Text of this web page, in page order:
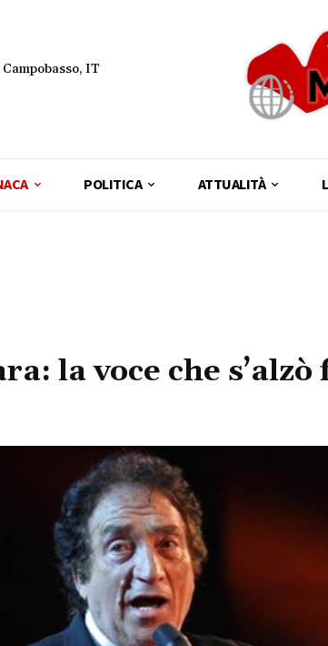
IT
POLITICA ATTUALITÀ
la voce che s’alzò